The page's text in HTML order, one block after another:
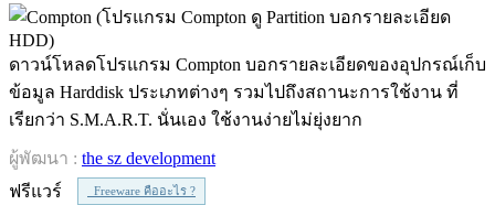
ดาวน์โหลดโปรแกรม Compton บอกรายละเอียดของอุปกรณ์เก็บ
ข้อมูล Harddisk ประเภทต่างๆ รวมไปถึงสถานะการใช้งาน ที่
เรียกว่า S.M.A.R.T. นั่นเอง ใช้งานง่ายไม่ยุ่งยาก
ผู้พัฒนา : the sz development
ฟรีแวร์
Freeware คืออะไร ?